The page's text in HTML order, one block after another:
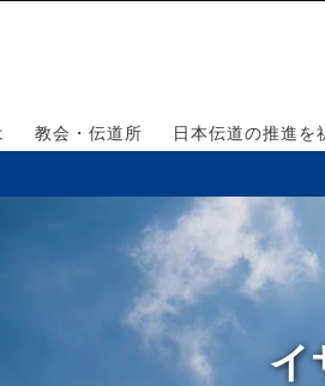
教会・伝道所 日本伝道の推進を
イ